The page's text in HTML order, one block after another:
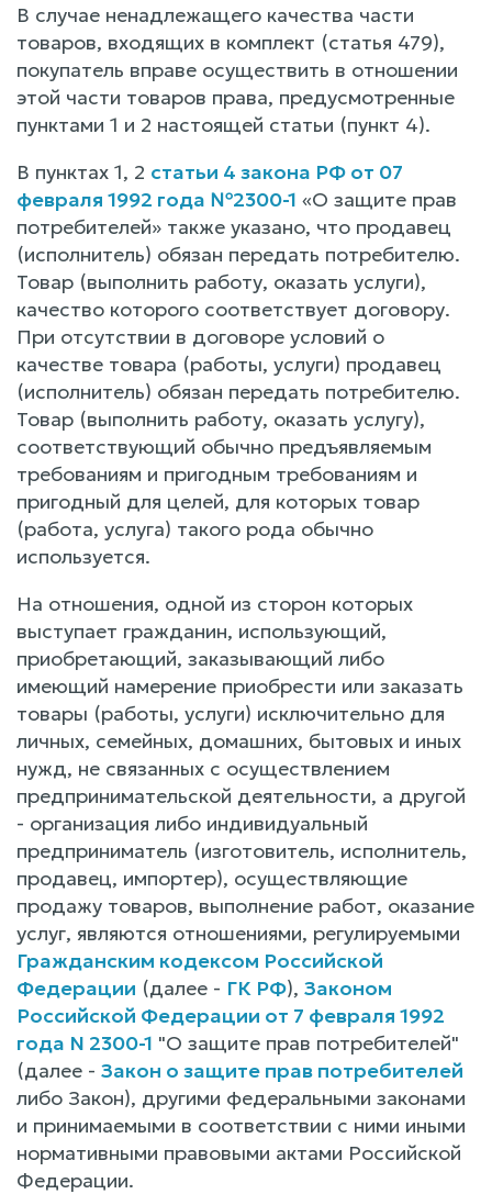
В случае ненадлежащего качества части
товаров, входящих в комплект (статья 479),
покупатель вправе осуществить в отношении
этой части товаров права, предусмотренные
пунктами 1 и 2 настоящей статьи (пункт 4).
В пунктах 1, 2 статьи 4 закона РФ от 07
февраля 1992 года №2300-1 «О защите прав
потребителей» также указано, что продавец
(исполнитель) обязан передать потребителю.
Товар (выполнить работу, оказать услуги),
качество которого соответствует договору.
При отсутствии в договоре условий о
качестве товара (работы, услуги) продавец
(исполнитель) обязан передать потребителю.
Товар (выполнить работу, оказать услугу),
соответствующий обычно предъявляемым
требованиям и пригодным требованиям и
пригодный для целей, для которых товар
(работа, услуга) такого рода обычно
используется.
На отношения, одной из сторон которых
выступает гражданин, использующий,
приобретающий, заказывающий либо
имеющий намерение приобрести или заказать
товары (работы, услуги) исключительно для
личных, семейных, домашних, бытовых и иных
нужд, не связанных с осуществлением
предпринимательской деятельности, а другой
- организация либо индивидуальный
предприниматель (изготовитель, исполнитель,
продавец, импортер), осуществляющие
продажу товаров, выполнение работ, оказание
услуг, являются отношениями, регулируемыми
Гражданским кодексом Российской
Федерации (далее - ГК РФ), Законом
Российской Федерации от 7 февраля 1992
года N 2300-1 "О защите прав потребителей"
(далее - Закон о защите прав потребителей
либо Закон), другими федеральными законами
и принимаемыми в соответствии с ними иными
нормативными правовыми актами Российской
Федерации.